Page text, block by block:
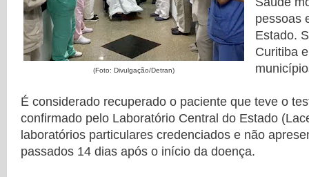
(Foto: Divulgação/Detran)
pessoas
Estado.
Curitiba
É considerado recuperado o paciente que teve o
confirmado pelo Laboratório Central do Estado
laboratórios particulares credenciados e não
passados 14 dias após o início da doença.